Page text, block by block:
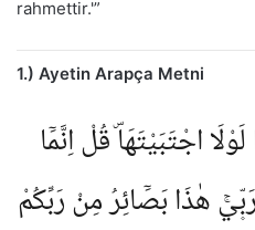
rahmettir.'”
1.) Ayetin Arapça Metni
اجْتَبَيْتَهَاۜ قُلْ اِنَّمَٓا
هٰذَا بَصَٓائِرُ مِنْ رَبِّكُمْ